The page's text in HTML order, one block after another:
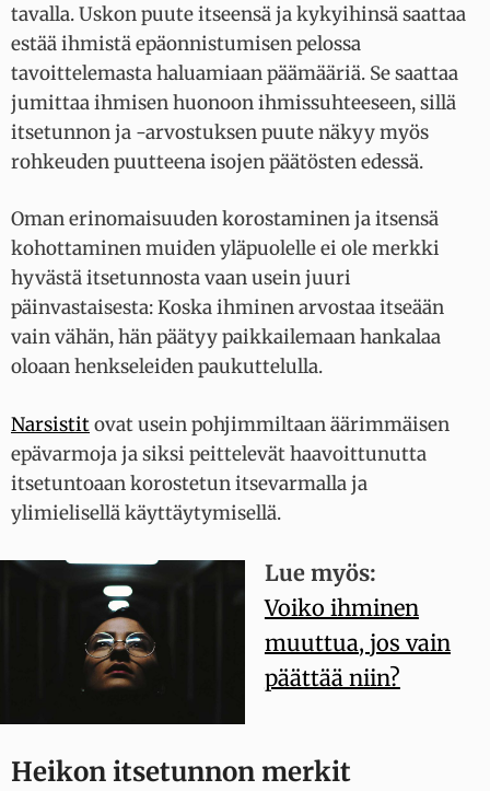
tavalla. Uskon puute itseensä ja kykyihinsä saattaa
estää ihmistä epäonnistumisen pelossa
tavoittelemasta haluamiaan päämääriä. Se saattaa
jumittaa ihmisen huonoon ihmissuhteeseen, sillä
itsetunnon ja -arvostuksen puute näkyy myös
rohkeuden puutteena isojen päätösten edessä.
Oman erinomaisuuden korostaminen ja itsensä
kohottaminen muiden yläpuolelle ei ole merkki
hyvästä itsetunnosta vaan usein juuri
päinvastaisesta: Koska ihminen arvostaa itseään
vain vähän, hän päätyy paikkailemaan hankalaa
oloaan henkseleiden paukuttelulla.
Narsistitovat usein pohjimmiltaan äärimmäisen
epävarmoja ja siksi peittelevät haavoittunutta
itsetuntoaan korostetun itsevarmalla ja
ylimielisellä käyttäytymisellä.
Lue myös:
Voiko ihminen
muuttua, jos vain
päättää niin?
Heikon itsetunnon merkit